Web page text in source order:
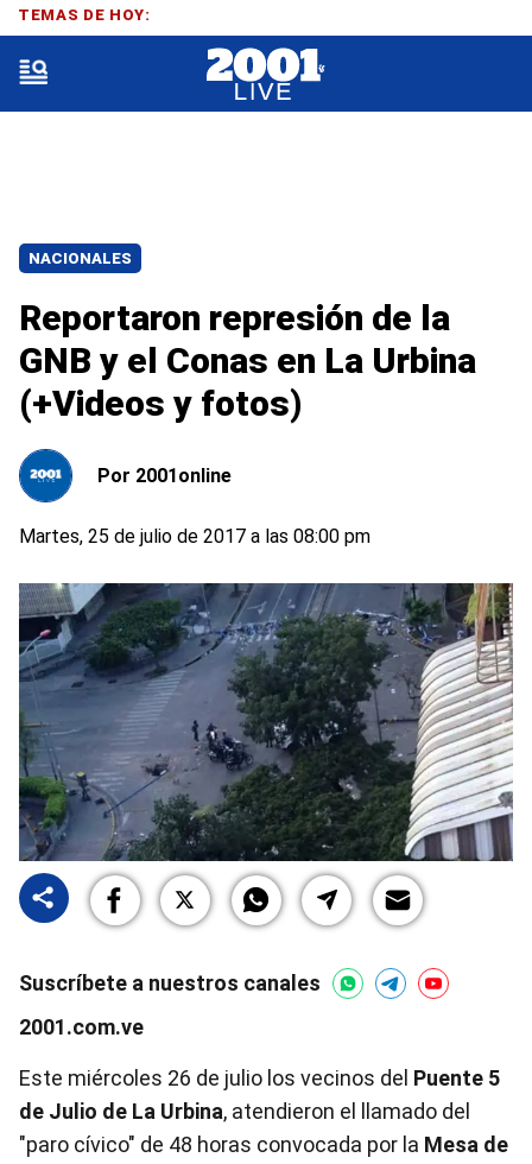
NACIONALES
Reportaron represión de la
GNB y el Conas en La Urbina
(+Videos y fotos)
Por 2001online
Martes, 25 de julio de 2017 a las 08:00 pm
Suscríbete a nuestros canales
2001.com.ve
Este miércoles 26 de julio los vecinos del Puente 5
de Julio de La Urbina, atendieron el llamado del
"paro cívico" de 48 horas convocada por la Mesa de
TEMAS DE HOY: